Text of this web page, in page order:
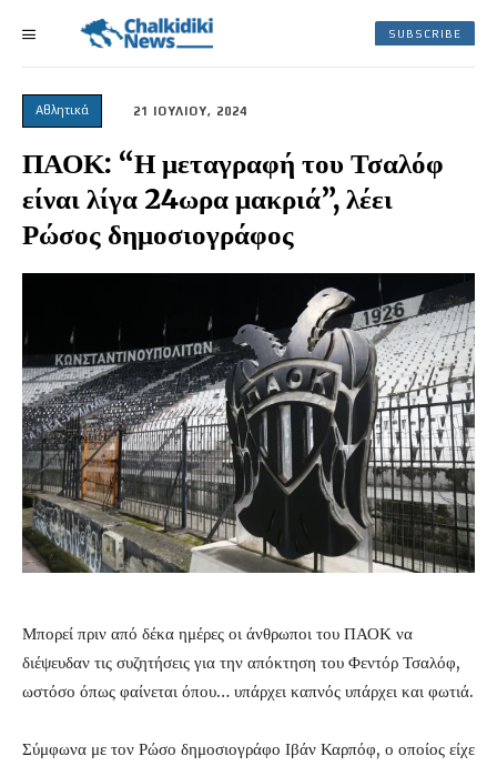
SUBSCRIBE
Αθλητικά 21 ΙΟΥΛΙΟΥ, 2024
ΠΑΟΚ: “Η μεταγραφή του Τσαλόφ
είναι λίγα 24ωρα μακριά”, λέει
Ρώσος δημοσιογράφος
Μπορεί πριν από δέκα ημέρες οι άνθρωποι του ΠΑΟΚ να
διέψευδαν τις συζητήσεις για την απόκτηση του Φεντόρ Τσαλόφ,
ωστόσο όπως φαίνεται όπου… υπάρχει καπνός υπάρχει και φωτιά.
Σύμφωνα με τον Ρώσο δημοσιογράφο Ιβάν Καρπόφ, ο οποίος είχε